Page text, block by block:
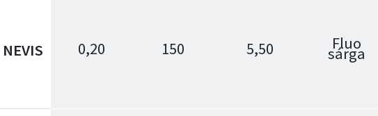
NEVIS 0,20 150 5,50 Fluo
sárga